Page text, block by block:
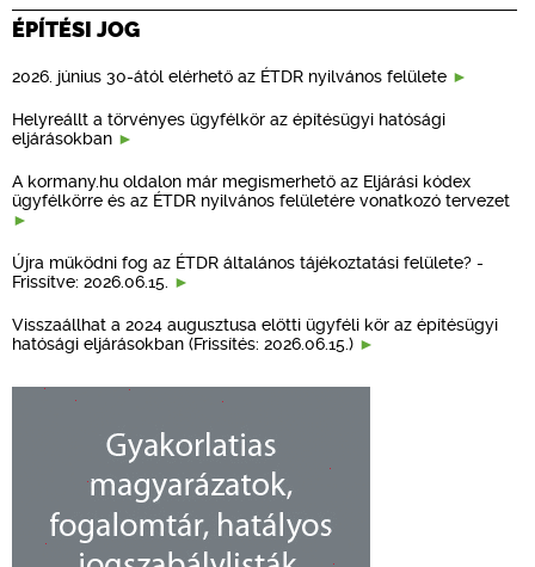
ÉPÍTÉSI JOG
2026. június 30-ától elérhető az ÉTDR nyilvános felülete
Helyreállt a törvényes ügyfélkör az építésügyi hatósági
eljárásokban
A kormany.hu oldalon már megismerhető az Eljárási kódex
ügyfélkörre és az ÉTDR nyilvános felületére vonatkozó tervezet
Újra működni fog az ÉTDR általános tájékoztatási felülete? -
Frissítve: 2026.06.15.
Visszaállhat a 2024 augusztusa előtti ügyféli kör az építésügyi
hatósági eljárásokban (Frissítés: 2026.06.15.)